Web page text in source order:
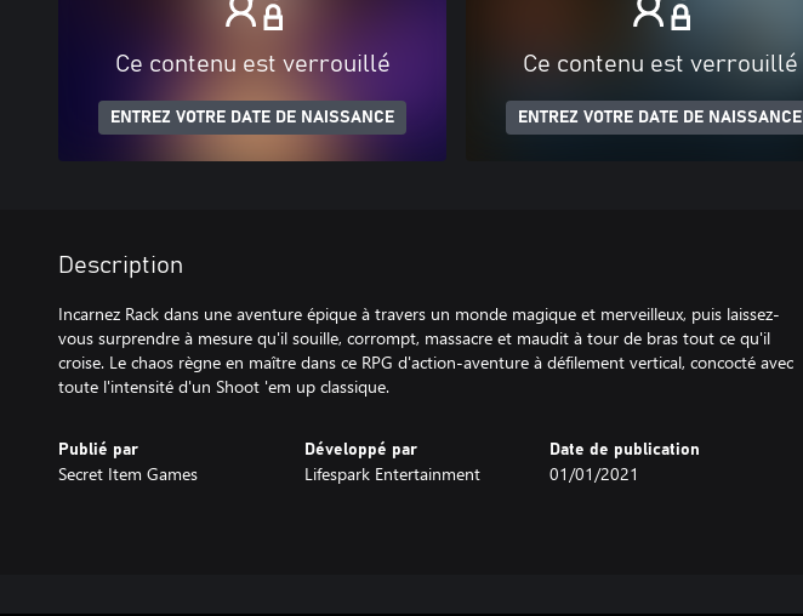
Ce contenu est verrouillé
ENTREZ VOTRE DATE DE NAISSANCE
Ce contenu est verrouillé
ENTREZ VOTRE DATE DE NAISSANCE
Description
Incarnez Rack dans une aventure épique à travers un monde magique et merveilleux, puis laissez-
vous surprendre à mesure qu'il souille, corrompt, massacre et maudit à tour de bras tout ce qu'il
croise. Le chaos règne en maître dans ce RPG d'action-aventure à défilement vertical, concocté avec
toute l'intensité d'un Shoot 'em up classique.
Publié par
Secret Item Games
Développé par
Lifespark Entertainment
Date de publication
01/01/2021